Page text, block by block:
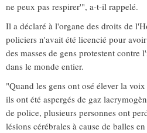
ne peux pas respirer'", a-t-il rappelé.
Il a déclaré à l'organe des droits de
policiers n'avait été licencié pour
des masses de gens protestent
dans le monde entier.
"Quand les gens ont osé élever la
ils ont été aspergés de gaz
de police, plusieurs personnes ont
lésions cérébrales à cause de balles